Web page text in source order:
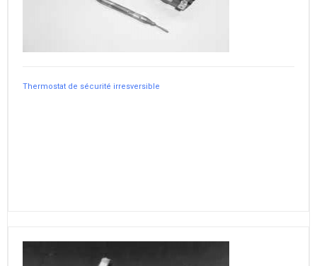
Thermostat de sécurité irresversible